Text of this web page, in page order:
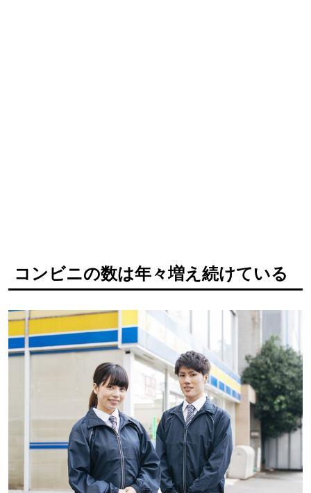
コンビニの数は年々増え続けている